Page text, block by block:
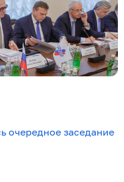
очередное заседание